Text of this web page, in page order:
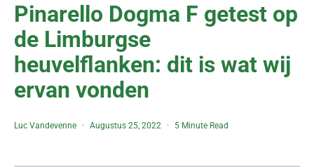
Pinarello Dogma F getest op
de Limburgse
heuvelflanken: dit is wat wij
ervan vonden
Luc Vandevenne Augustus 25, 2022 5 Minute Read